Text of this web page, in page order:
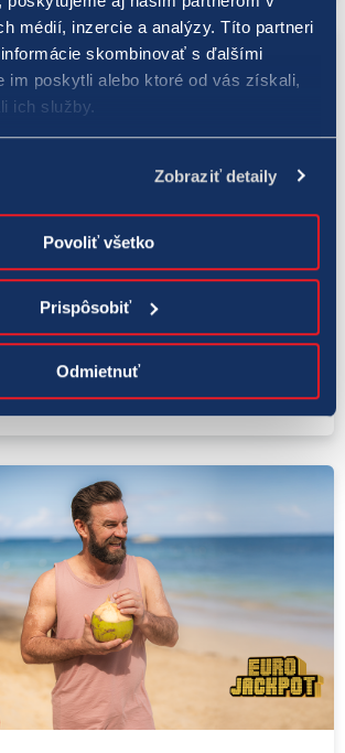
médií, inzercie a analýzy. Títo partneri
skombinovať s ďalšími
im poskytli alebo ktoré od vás získali,
ich služby.
Zobraziť detaily
Povoliť všetko
Prispôsobiť
Odmietnuť
lotérií EXTRA VÝPLATA potešilo
v druhom poradí